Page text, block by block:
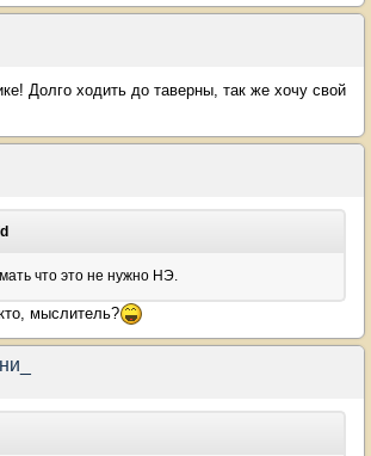
Долго ходить до таверны, так же хочу свой
что это не нужно НЭ.
мыслитель?